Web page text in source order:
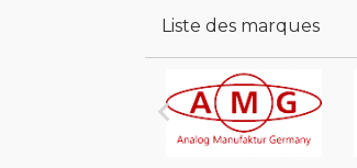
Liste des marques
